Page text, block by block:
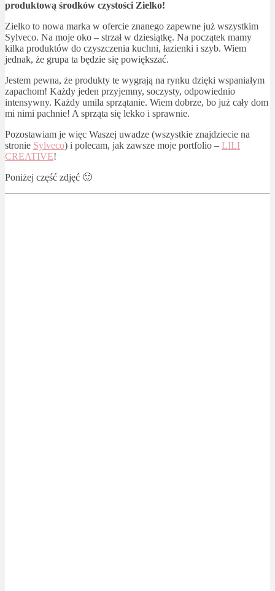
produktową środków czystości Zielko!
Zielko to nowa marka w ofercie znanego zapewne już wszystkim
Sylveco. Na moje oko – strzał w dziesiątkę. Na początek mamy
kilka produktów do czyszczenia kuchni, łazienki i szyb. Wiem
jednak, że grupa ta będzie się powiększać.
Jestem pewna, że produkty te wygrają na rynku dzięki wspaniałym
zapachom! Każdy jeden przyjemny, soczysty, odpowiednio
intensywny. Każdy umila sprzątanie. Wiem dobrze, bo już cały dom
mi nimi pachnie! A sprząta się lekko i sprawnie.
Pozostawiam je więc Waszej uwadze (wszystkie znajdziecie na
stronie Sylveco) i polecam, jak zawsze moje portfolio – LILI
CREATIVE!
Poniżej część zdjęć 🙂